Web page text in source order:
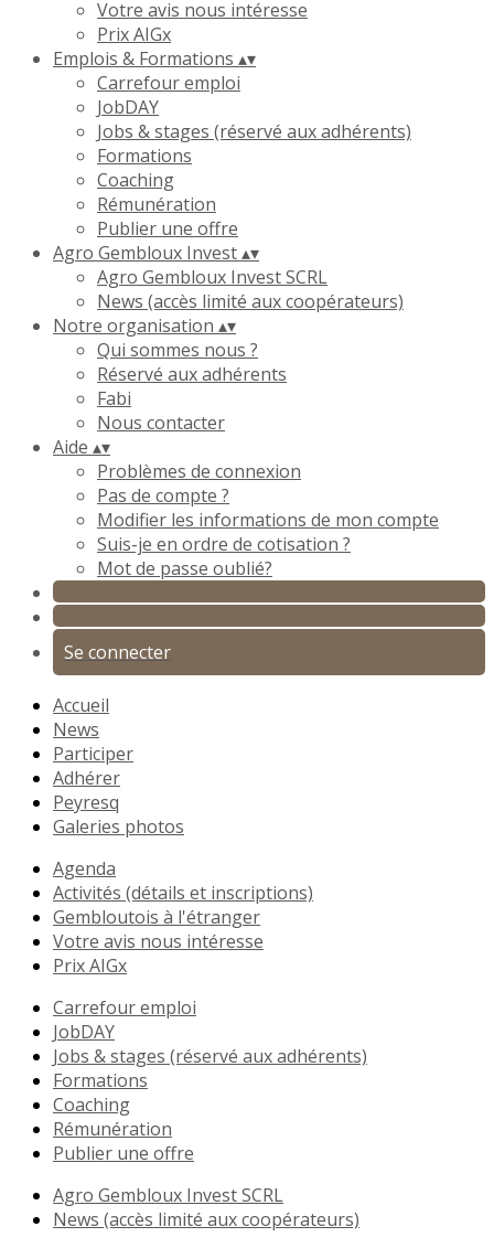
Votre avis nous intéresse
Prix AIGx
Emplois & Formations ▴▾
Carrefour emploi
JobDAY
Jobs & stages (réservé aux adhérents)
Formations
Coaching
Rémunération
Publier une offre
Agro Gembloux Invest▴▾
Agro Gembloux Invest SCRL
News (accès limité aux coopérateurs)
Notre organisation ▴▾
Qui sommes nous ?
Réservé aux adhérents
Fabi
Nous contacter
Aide ▴▾
Problèmes de connexion
Pas de compte ?
Modifier les informations de mon compte
Suis-je en ordre de cotisation ?
Mot de passe oublié?
Se connecter
Accueil
News
Participer
Adhérer
Peyresq
Galeries photos
Agenda
Activités (détails et inscriptions)
Gembloutois à l'étranger
Votre avis nous intéresse
Prix AIGx
Carrefour emploi
JobDAY
Jobs & stages (réservé aux adhérents)
Formations
Coaching
Rémunération
Publier une offre
Agro Gembloux Invest SCRL
News (accès limité aux coopérateurs)